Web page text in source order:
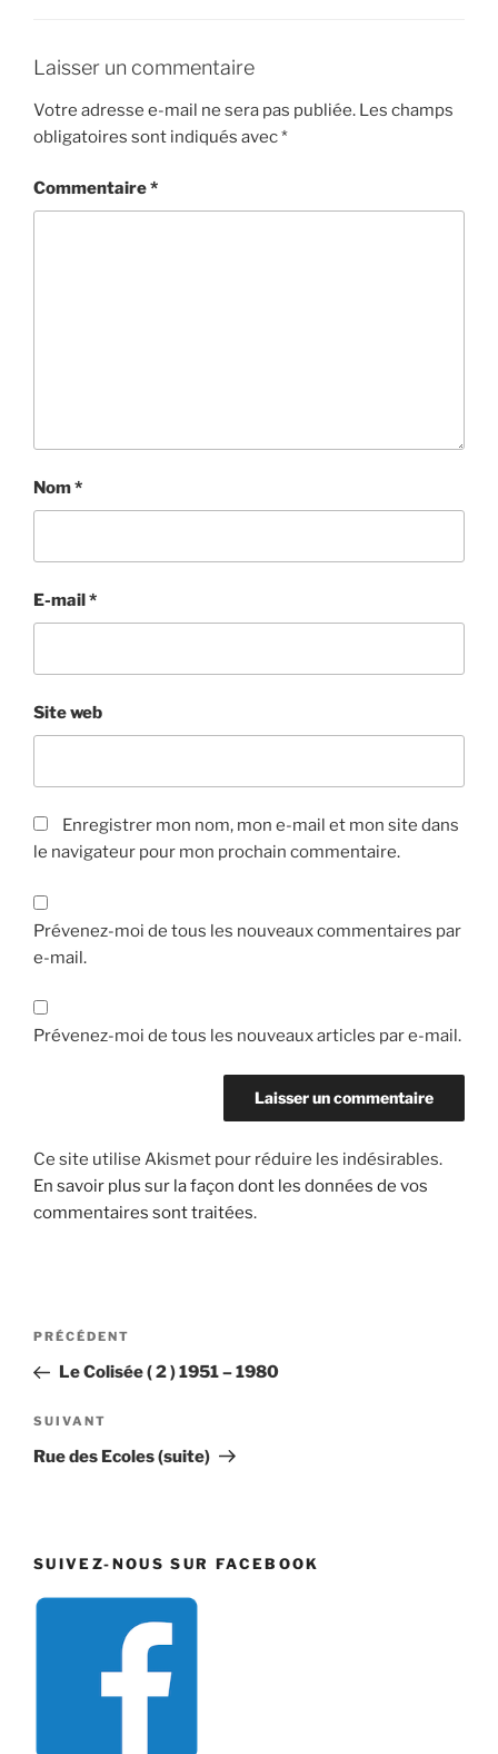
Laisser un commentaire
Votre adresse e-mail ne sera pas publiée. Les champs
obligatoires sont indiqués avec*
Commentaire*
Nom*
E-mail*
Site web
Enregistrer mon nom, mon e-mail et mon site dans
le navigateur pour mon prochain commentaire.
Prévenez-moi de tous les nouveaux commentaires par
e-mail.
Prévenez-moi de tous les nouveaux articles par e-mail.
Ce site utilise Akismet pour réduire les indésirables.
En savoir plus sur la façon dont les données de vos
commentaires sont traitées.
Navigation
l’article
Article
précédent
PRÉCÉDENT
Le Colisée ( 2 ) 1951 – 1980
Article
suivant
SUIVANT
Rue des Ecoles (suite)
SUIVEZ-NOUS SUR FACEBOOK